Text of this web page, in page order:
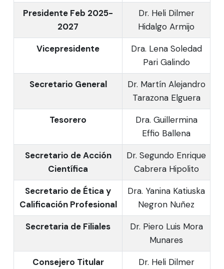
Presidente Feb 2025-
2027
Dr. Heli Dilmer
Hidalgo Armijo
Vicepresidente
Dra. Lena Soledad
Pari Galindo
Secretario General
Dr. Martín Alejandro
Tarazona Elguera
Tesorero
Dra. Guillermina
Effio Ballena
Secretario de Acción
Científica
Dr. Segundo Enrique
Cabrera Hipolito
Secretario de Ética y
Calificación Profesional
Dra. Yanina Katiuska
Negron Nuñez
Secretaria de Filiales
Dr. Piero Luis Mora
Munares
Consejero Titular
Dr. Heli Dilmer